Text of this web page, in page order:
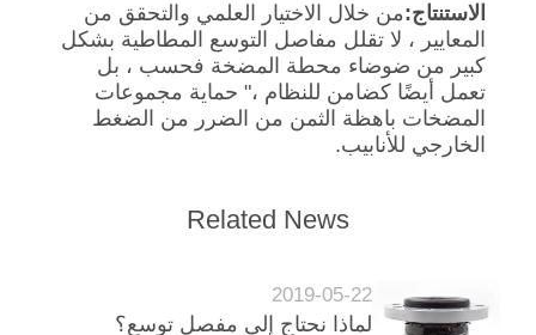
الاستنتاج:من خلال الاختيار العلمي والتحقق من
المعايير ، لا تقلل مفاصل التوسع المطاطية بشكل
كبير من ضوضاء محطة المضخة فحسب ، بل
تعمل أيضًا كضامن للنظام ،" حماية مجموعات
المضخات باهظة الثمن من الضرر من الضغط
الخارجي للأنابيب.
Related News
2019-05-22
لماذا نحتاج إلى مفصل توسع؟